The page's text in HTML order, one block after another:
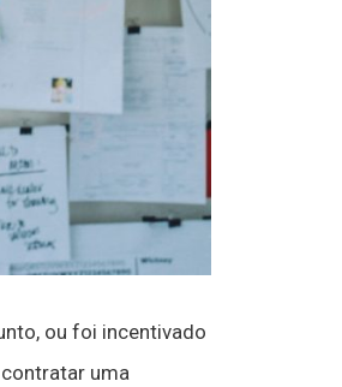
ou foi incentivado
uma